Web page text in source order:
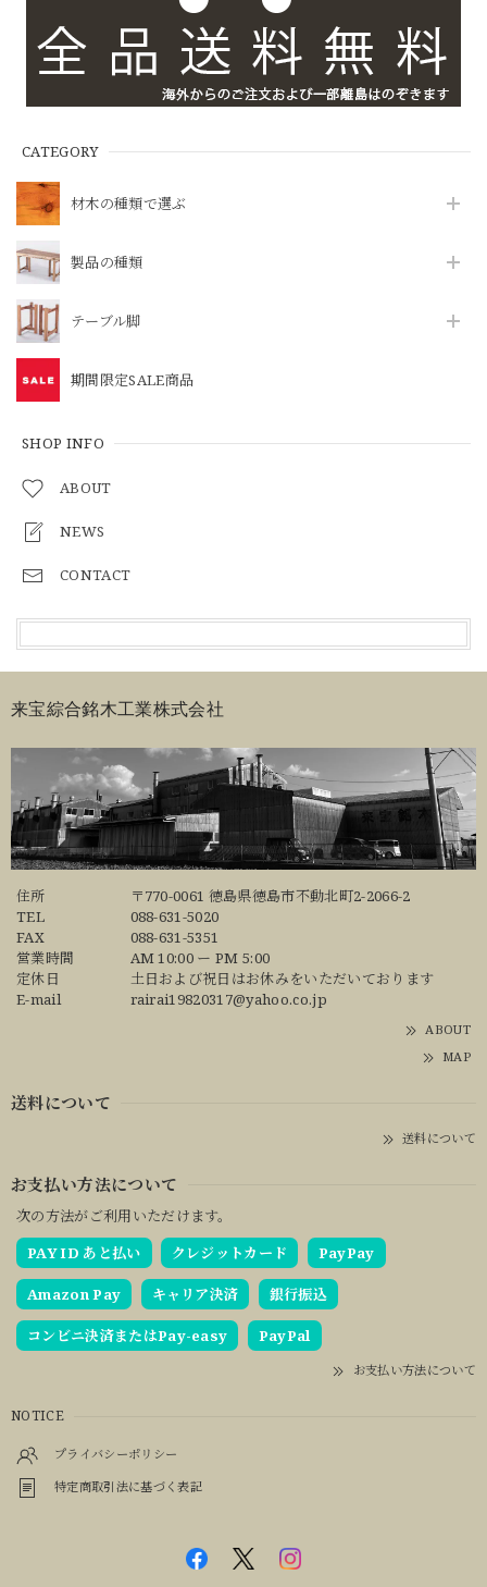
CATEGORY
材木の種類で選ぶ
製品の種類
テーブル脚
期間限定SALE商品
SHOP INFO
ABOUT
NEWS
CONTACT
来宝綜合銘木工業株式会社
住所
〒770-0061 徳島県徳島市不動北町2-2066-2
TEL
088-631-5020
FAX
088-631-5351
営業時間
AM 10:00 ー PM 5:00
定休日
土日および祝日はお休みをいただいております
E-mail
rairai19820317@yahoo.co.jp
ABOUT
MAP
送料について
送料について
お支払い方法について
次の方法がご利用いただけます。
PAY ID あと払い
クレジットカード PayPay
Amazon Pay キャリア決済 銀行振込
コンビニ決済またはPay-easy PayPal
お支払い方法について
NOTICE
プライバシーポリシー
特定商取引法に基づく表記